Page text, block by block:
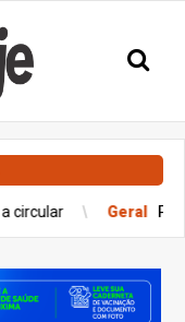
Geral Previsão